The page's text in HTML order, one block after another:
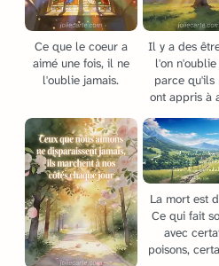
Ce que le coeur a
aimé une fois, il ne
l'oublie jamais.
Il y a des
l'on n'oublie
parce qu'ils
ont appris à
La mort est
Ce qui fait
avec
poisons,